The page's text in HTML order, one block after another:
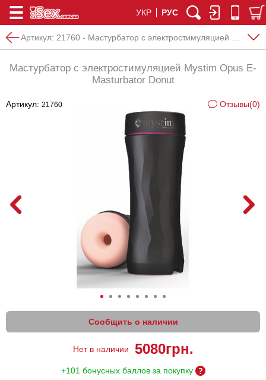
УКР РУС
Артикул: 21760 - Мастурбатор с электростимуляцией Mystim Opus E-Masturbator Donut
Мастурбатор с электростимуляцией Mystim Opus E-
Masturbator Donut
Артикул: 21760 Отзывы(0)
Сообщить о наличии
Нет в наличии 5080грн.
+101 бонусных баллов за покупку